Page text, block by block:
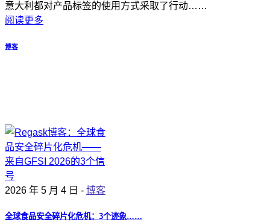
意大利都对产品标签的使用方式采取了行动……
阅读更多
博客
2026 年 5 月 4 日 - 博客
全球食品安全碎片化危机：3个迹象……